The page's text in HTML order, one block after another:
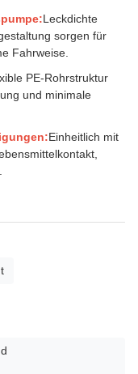
Leckdichte
sorgen für
Fahrweise.
PE-Rohrstruktur
und minimale
Einheitlich mit